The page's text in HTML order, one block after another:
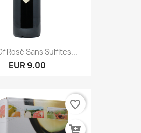
Rosé Sans Sulfites...
EUR 9.00
favorite_border